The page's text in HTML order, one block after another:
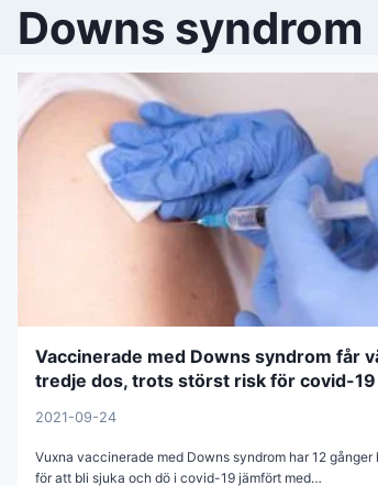
Downs syndrom
Vaccinerade med Downs syndrom får
tredje dos, trots störst risk för covid-19
2021-09-24
Vuxna vaccinerade med Downs syndrom har 12 gånger
för att bli sjuka och dö i covid-19 jämfört med…